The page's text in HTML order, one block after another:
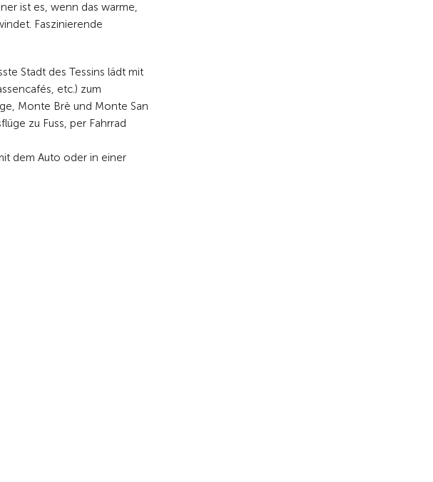
ist es, wenn das warme,
Faszinierende
Stadt des Tessins lädt mit
etc.) zum
Monte Brè und Monte San
zu Fuss, per Fahrrad
dem Auto oder in einer